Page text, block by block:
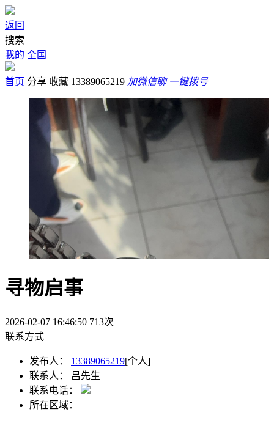
返回
搜索
我的 全国
首页 分享 收藏 13389065219 加微信聊 一键拨号
寻物启事
2026-02-07 16:46:50 713次
联系方式
发布人： 13389065219[个人]
联系人：
吕先生
联系电话：
所在区域：